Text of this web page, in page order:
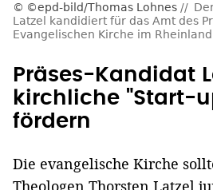
©epd-bild/Thomas Lohnes
Latzel kandidiert für das Amt des
Evangelischen Kirche im
Präses-Kandidat
kirchliche "Start-
fördern
Die evangelische Kirche
Theologen Thorsten Latzel